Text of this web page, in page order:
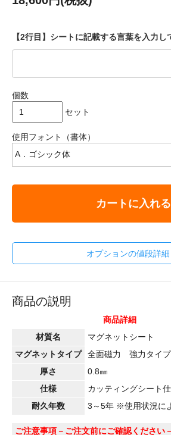
【2行目】シートに記載する言葉を入力し
個数
セット
使用フォント（書体）
カートに入れる
オプションの値段詳細
商品の説明
商品詳細
材質名
マグネットシート
マグネットタイプ
全面磁力 強力タイプ
厚さ
0.8㎜
仕様
カッティングシート
耐久年数
3～5年 ※使用状況に
ご注意事項 －ご注文前にご確認ください－